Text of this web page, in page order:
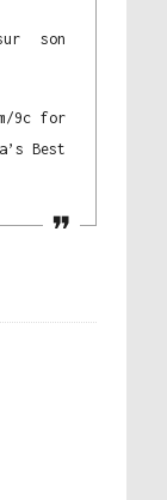
son
9c for
Best